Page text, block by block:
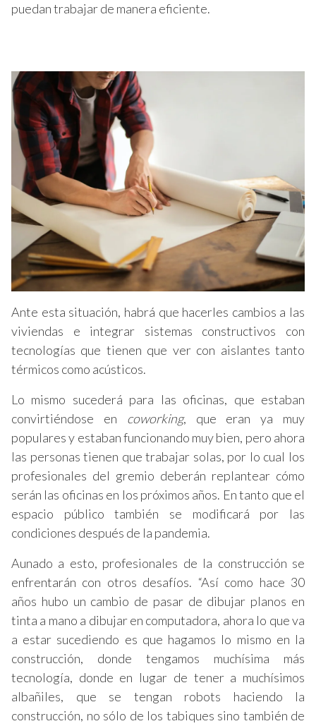
puedan trabajar de manera eficiente.
Ante esta situación, habrá que hacerles cambios a las
viviendas e integrar sistemas constructivos con
tecnologías que tienen que ver con aislantes tanto
térmicos como acústicos.
Lo mismo sucederá para las oficinas, que estaban
convirtiéndose en coworking, que eran ya muy
populares y estaban funcionando muy bien, pero ahora
las personas tienen que trabajar solas, por lo cual los
profesionales del gremio deberán replantear cómo
serán las oficinas en los próximos años. En tanto que el
espacio público también se modificará por las
condiciones después de la pandemia.
Aunado a esto, profesionales de la construcción se
enfrentarán con otros desafíos. “Así como hace 30
años hubo un cambio de pasar de dibujar planos en
tinta a mano a dibujar en computadora, ahora lo que va
a estar sucediendo es que hagamos lo mismo en la
construcción, donde tengamos muchísima más
tecnología, donde en lugar de tener a muchísimos
albañiles, que se tengan robots haciendo la
construcción, no sólo de los tabiques sino también de